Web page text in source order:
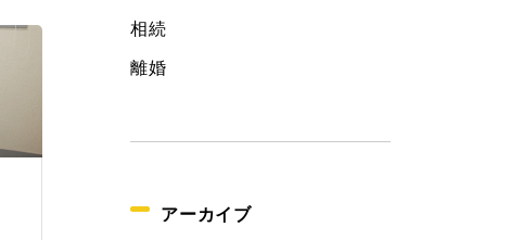
相続
離婚
アーカイブ